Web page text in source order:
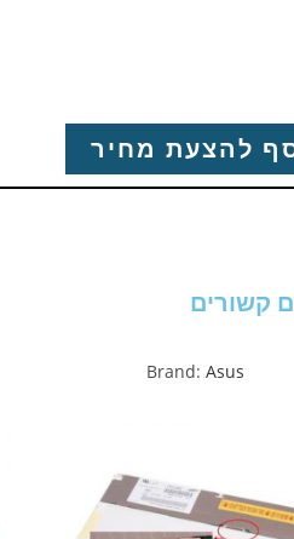
להצעת מחיר
קשורים
Brand: Asus